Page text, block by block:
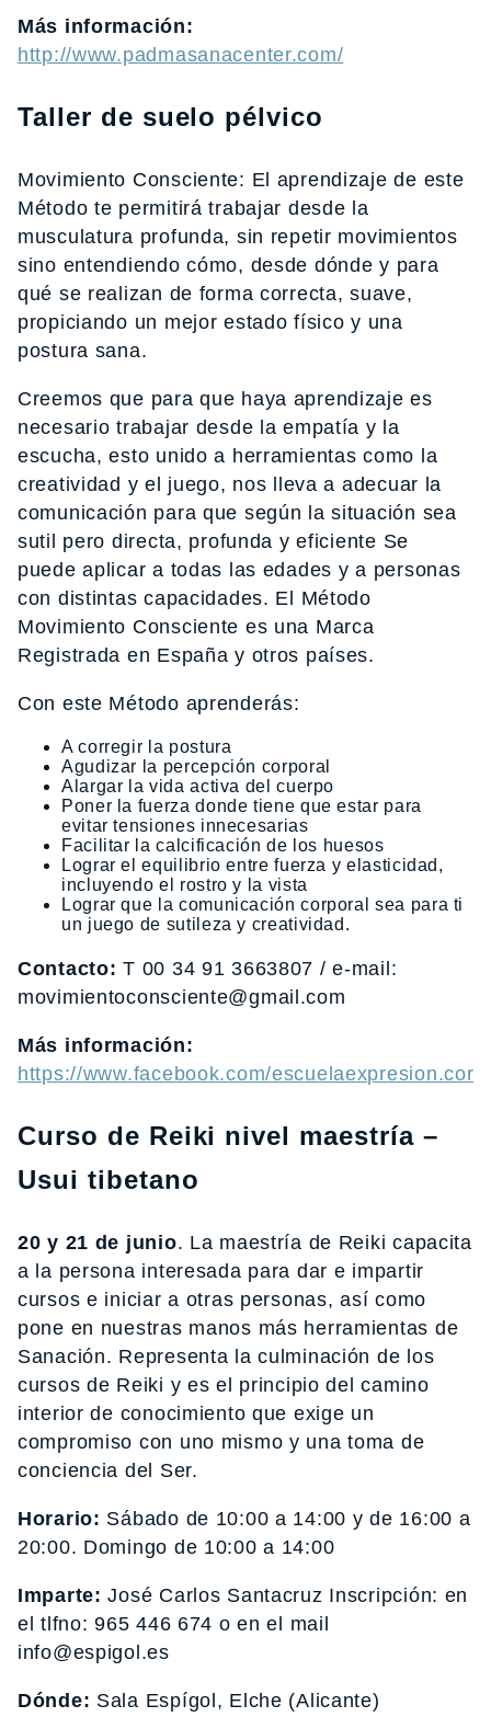
Más información:
http://www.padmasanacenter.com/
Taller de suelo pélvico
Movimiento Consciente: El aprendizaje de este
Método te permitirá trabajar desde la
musculatura profunda, sin repetir movimientos
sino entendiendo cómo, desde dónde y para
qué se realizan de forma correcta, suave,
propiciando un mejor estado físico y una
postura sana.
Creemos que para que haya aprendizaje es
necesario trabajar desde la empatía y la
escucha, esto unido a herramientas como la
creatividad y el juego, nos lleva a adecuar la
comunicación para que según la situación sea
sutil pero directa, profunda y eficiente Se
puede aplicar a todas las edades y a personas
con distintas capacidades. El Método
Movimiento Consciente es una Marca
Registrada en España y otros países.
Con este Método aprenderás:
A corregir la postura
Agudizar la percepción corporal
Alargar la vida activa del cuerpo
Poner la fuerza donde tiene que estar para
evitar tensiones innecesarias
Facilitar la calcificación de los huesos
Lograr el equilibrio entre fuerza y elasticidad,
incluyendo el rostro y la vista
Lograr que la comunicación corporal sea para ti
un juego de sutileza y creatividad.
Contacto: T 00 34 91 3663807 / e-mail:
movimientoconsciente@gmail.com
Más información:
https://www.facebook.com/
Curso de Reiki nivel maestría –
Usui tibetano
20 y 21 de junio. La maestría de Reiki capacita
a la persona interesada para dar e impartir
cursos e iniciar a otras personas, así como
pone en nuestras manos más herramientas de
Sanación. Representa la culminación de los
cursos de Reiki y es el principio del camino
interior de conocimiento que exige un
compromiso con uno mismo y una toma de
conciencia del Ser.
Horario: Sábado de 10:00 a 14:00 y de 16:00 a
20:00. Domingo de 10:00 a 14:00
Imparte: José Carlos Santacruz Inscripción: en
el tlfno: 965 446 674 o en el mail
info@espigol.es
Dónde: Sala Espí­gol, Elche (Alicante)